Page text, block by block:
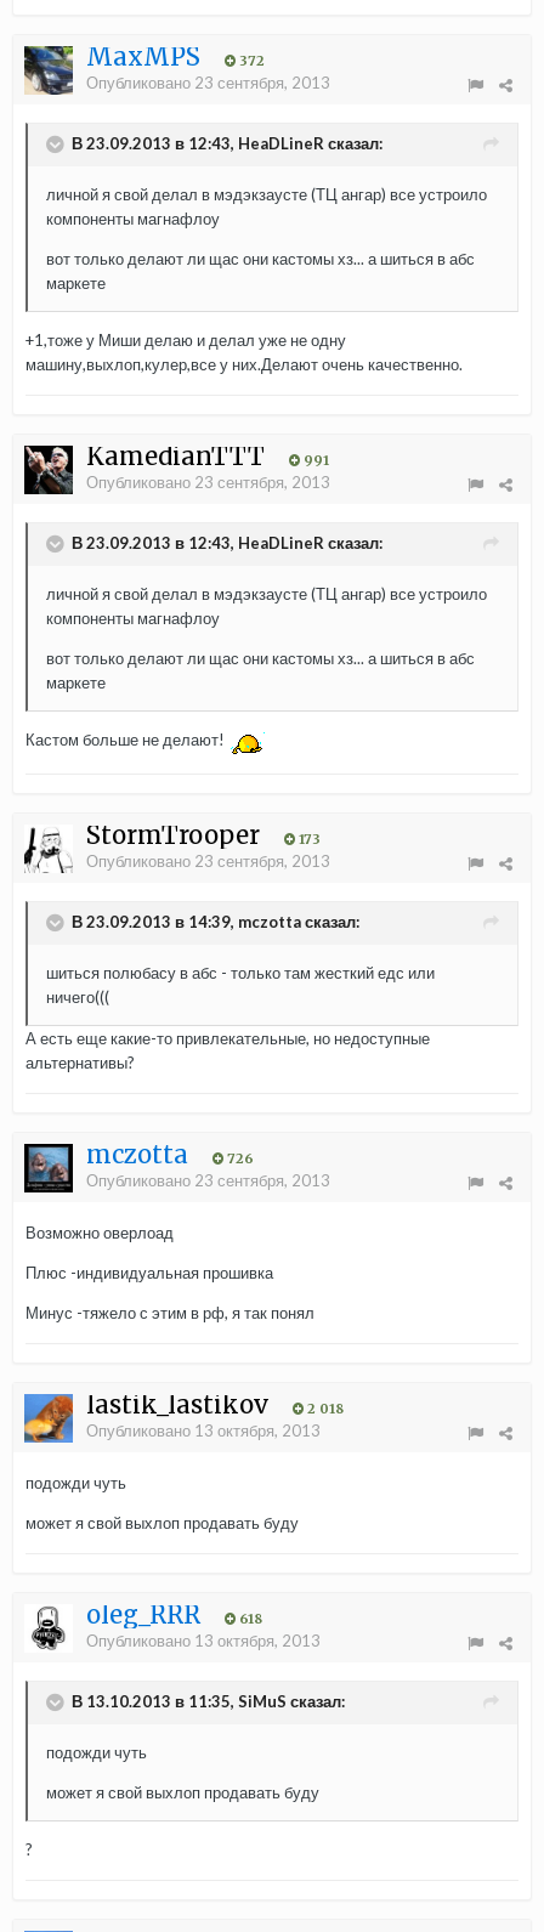
MaxMPS 372
Опубликовано 23 сентября, 2013
В 23.09.2013 в 12:43, HeaDLineR сказал:
личной я свой делал в мэдэкзаусте (ТЦ ангар) все устроило
компоненты магнафлоу
вот только делают ли щас они кастомы хз... а шиться в абс
маркете
+1,тоже у Миши делаю и делал уже не одну
машину,выхлоп,кулер,все у них.Делают очень качественно.
KamedianTTT 991
Опубликовано 23 сентября, 2013
В 23.09.2013 в 12:43, HeaDLineR сказал:
личной я свой делал в мэдэкзаусте (ТЦ ангар) все устроило
компоненты магнафлоу
вот только делают ли щас они кастомы хз... а шиться в абс
маркете
Кастом больше не делают!
StormTrooper 173
Опубликовано 23 сентября, 2013
В 23.09.2013 в 14:39, mczotta сказал:
шиться полюбасу в абс - только там жесткий едс или
ничего(((
А есть еще какие-то привлекательные, но недоступные
альтернативы?
mczotta 726
Опубликовано 23 сентября, 2013
Возможно оверлоад
Плюс -индивидуальная прошивка
Минус -тяжело с этим в рф, я так понял
lastik_lastikov 2 018
Опубликовано 13 октября, 2013
подожди чуть
может я свой выхлоп продавать буду
oleg_RRR 618
Опубликовано 13 октября, 2013
В 13.10.2013 в 11:35, SiMuS сказал:
подожди чуть
может я свой выхлоп продавать буду
?